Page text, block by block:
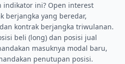
indikator ini? Open interest
berjangka yang beredar,
kontrak berjangka triwulanan.
beli (long) dan posisi jual
masuknya modal baru,
penutupan posisi.